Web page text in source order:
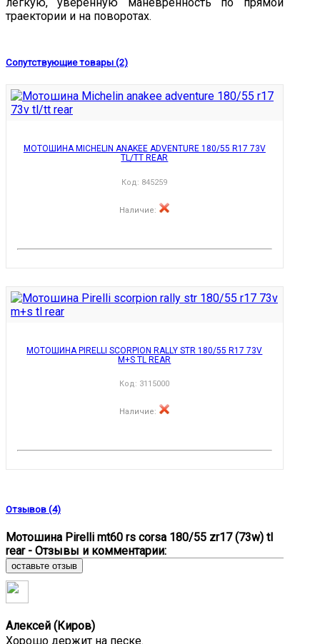
траектории и на поворотах.
Сопутствующие товары (2)
МОТОШИНА MICHELIN ANAKEE ADVENTURE 180/55 R17 73V
TL/TT REAR
Код: 845259
Наличие:
МОТОШИНА PIRELLI SCORPION RALLY STR 180/55 R17 73V
M+S TL REAR
Код: 3115000
Наличие:
Отзывов (4)
Мотошина Pirelli mt60 rs corsa 180/55 zr17 (73w) tl
rear - Отзывы и комментарии:
оставьте отзыв
Алексей (Киров)
Хорошо держит на песке.